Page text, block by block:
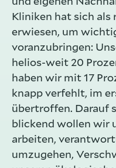
Kliniken hat sich
erwiesen, um
voranzubringen:
helios-weit 20
haben wir mit 17
knapp verfehlt, im
übertroffen. Darauf
blickend wollen wir
arbeiten,
umzugehen,